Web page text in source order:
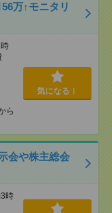
万↑モニタリ
ら
気になる！
会や株主総会
時